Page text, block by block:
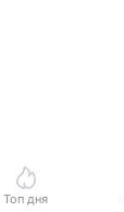
Топ дня